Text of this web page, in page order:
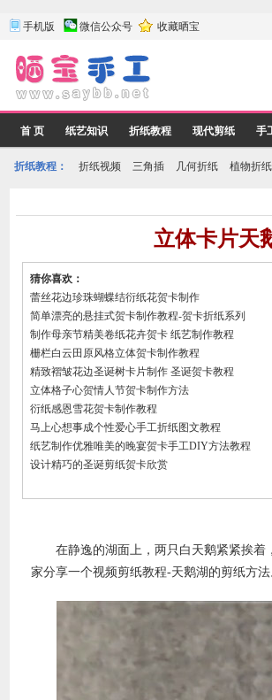
手机版 微信公众号 收藏晒宝
首 页 纸艺知识 折纸教程 现代剪纸 手
折纸教程： 折纸视频 三角插 几何折纸 植物折纸
立体卡片天
猜你喜欢：
蕾丝花边珍珠蝴蝶结衍纸花贺卡制作
简单漂亮的悬挂式贺卡制作教程-贺卡折纸系列
制作母亲节精美卷纸花卉贺卡 纸艺制作教程
栅栏白云田原风格立体贺卡制作教程
精致褶皱花边圣诞树卡片制作 圣诞贺卡教程
立体格子心贺情人节贺卡制作方法
衍纸感恩雪花贺卡制作教程
马上心想事成个性爱心手工折纸图文教程
纸艺制作优雅唯美的晚宴贺卡手工DIY方法教程
设计精巧的圣诞剪纸贺卡欣赏
在静逸的湖面上，两只白天鹅紧紧挨
家分享一个视频剪纸教程-天鹅湖的剪纸方法